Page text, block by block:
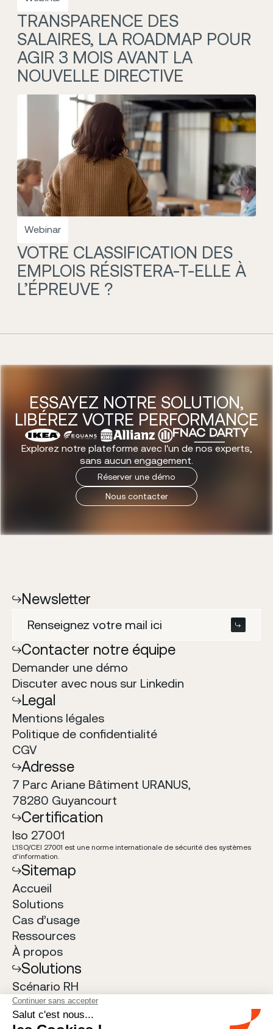
TRANSPARENCE DES
SALAIRES, LA ROADMAP POUR
AGIR 3 MOIS AVANT LA
NOUVELLE DIRECTIVE
Webinar
VOTRE CLASSIFICATION DES
EMPLOIS RÉSISTERA-T-ELLE À
L’ÉPREUVE ?
ESSAYEZ NOTRE SOLUTION,
LIBÉREZ VOTRE PERFORMANCE
Explorez notre plateforme avec l'un de nos experts,
sans aucun engagement.
Réserver une démo
Nous contacter
Newsletter
Contacter notre équipe
Demander une démo
Discuter avec nous sur Linkedin
Legal
Mentions légales
Politique de confidentialité
CGV
Adresse
7 Parc Ariane Bâtiment URANUS,
78280 Guyancourt
Certification
Iso 27001
L ’ISO/CEI 27001 est une norme internationale de sécurité des systèmes
d’information.
Sitemap
Accueil
Solutions
Cas d’usage
Ressources
À propos
Solutions
Scénario RH
Salary Planning
Transparence des salaires